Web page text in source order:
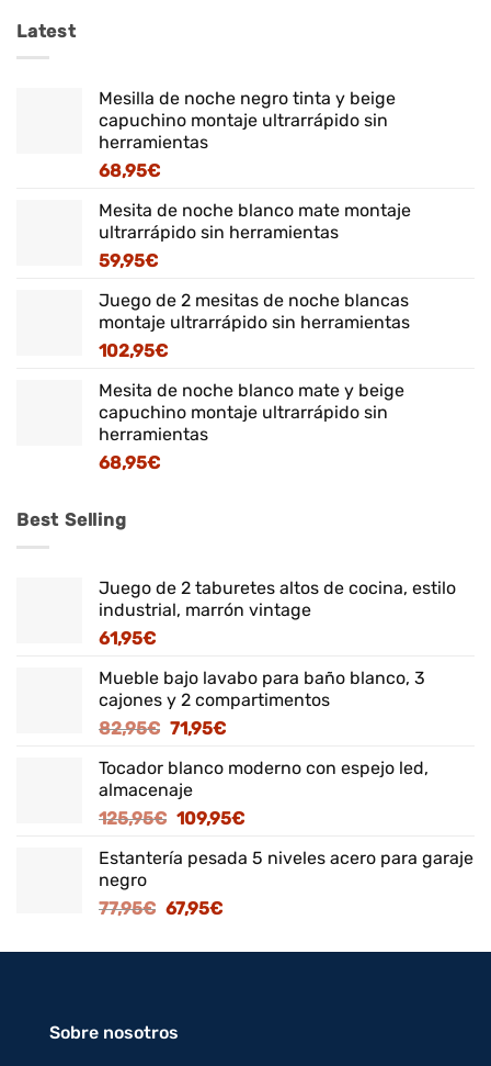
Latest
Mesilla de noche negro tinta y beige
capuchino montaje ultrarrápido sin
herramientas
68,95€
Mesita de noche blanco mate montaje
ultrarrápido sin herramientas
59,95€
Juego de 2 mesitas de noche blancas
montaje ultrarrápido sin herramientas
102,95€
Mesita de noche blanco mate y beige
capuchino montaje ultrarrápido sin
herramientas
68,95€
Best Selling
Juego de 2 taburetes altos de cocina, estilo
industrial, marrón vintage
61,95€
Mueble bajo lavabo para baño blanco, 3
cajones y 2 compartimentos
82,95€ El
original
era:
82,95€.
71,95€El
actual
71,95€.
Tocador blanco moderno con espejo led,
almacenaje
125,95€ El
original
125,95€.
109,95€El
actual
Estantería pesada 5 niveles acero para garaje
negro
77,95€ El
original
67,95€El
actual
Sobre nosotros